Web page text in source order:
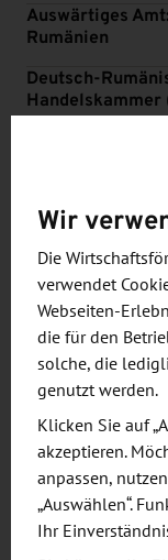
Auswärtiges
Rumänien
Deutsch-
Handelskammer
Wirtschaft
US-Dollar:
2022: 299,9*
2023: 311,5*
BIP-
Wir
Die
verwendet
Webseiten-
die für den
solche, die
genutzt werden.
Klicken Sie auf
akzeptieren.
anpassen,
„Auswählen“.
Ihr